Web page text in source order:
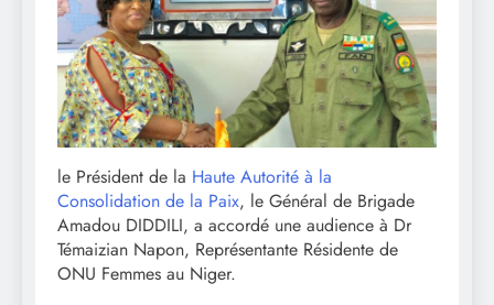
le Président de la Haute Autorité à la
Consolidation de la Paix, le Général de Brigade
Amadou DIDDILI, a accordé une audience à Dr
Témaizian Napon, Représentante Résidente de
ONU Femmes au Niger.